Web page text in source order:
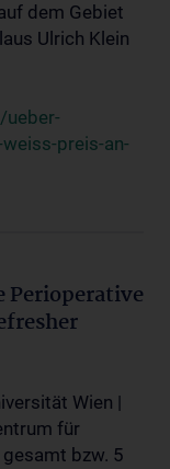
dem Gebiet
Ulrich Klein
preis-an-
Wien |
für
bzw. 5